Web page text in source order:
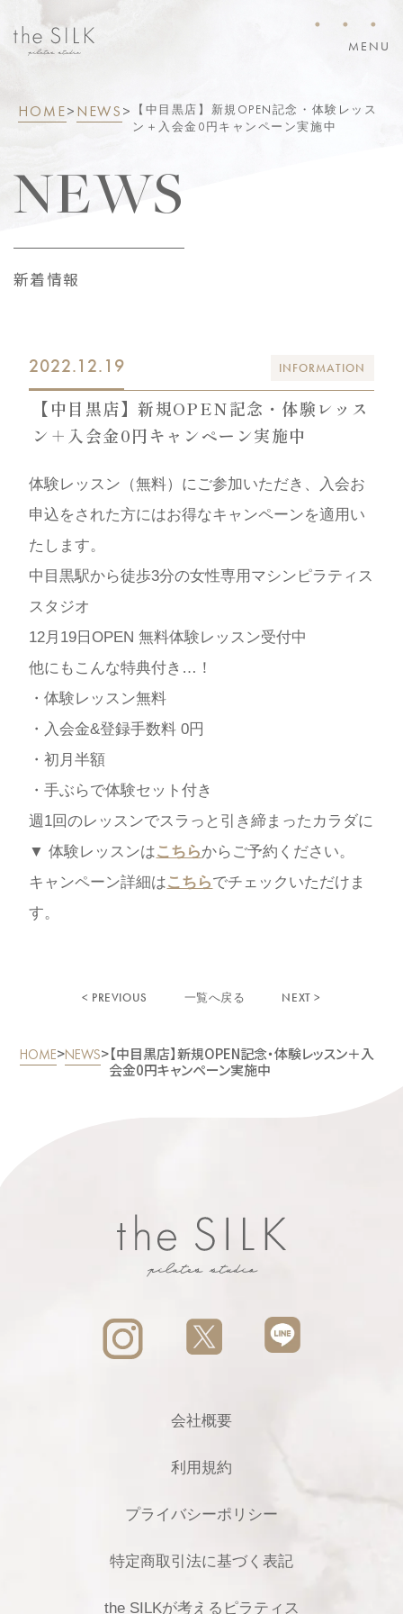
HOME>NEWS>
【中目黒店】新規OPEN記念・体験レッス
ン＋入会金0円キャンペーン実施中
NEWS
新着情報
2022.12.19 INFORMATION
【中目黒店】新規OPEN記念・体験レッス
ン＋入会金0円キャンペーン実施中
体験レッスン（無料）にご参加いただき、入会お
申込をされた方にはお得なキャンペーンを適用い
たします。
中目黒駅から徒歩3分の女性専用マシンピラティス
スタジオ
12月19日OPEN 無料体験レッスン受付中
他にもこんな特典付き…！
・体験レッスン無料
・入会金&登録手数料 0円
・初月半額
・手ぶらで体験セット付き
週1回のレッスンでスラっと引き締まったカラダに
▼ 体験レッスンはこちらからご予約ください。
キャンペーン詳細はこちらでチェックいただけま
す。
< PREVIOUS 一覧へ戻る NEXT >
HOME>NEWS>【中目黒店】新規OPEN記念・体験レッスン＋入
会金0円キャンペーン実施中
会社概要
利用規約
プライバシーポリシー
特定商取引法に基づく表記
the SILKが考えるピラティス
・・・
MENU